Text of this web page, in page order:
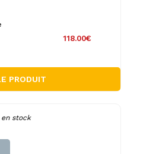
118.00€
PRODUIT
en stock